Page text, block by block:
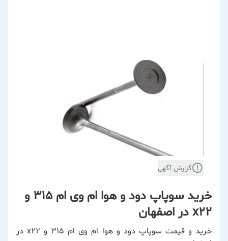
گزارش آگهی
خرید سوپاپ دود و هوا ام وی ام 315 و
x22 در اصفهان
خرید و قیمت سوپاپ دود و هوا ام وی ام 315 و x22 در